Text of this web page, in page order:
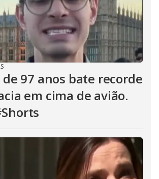
97 anos bate recorde
em cima de avião.